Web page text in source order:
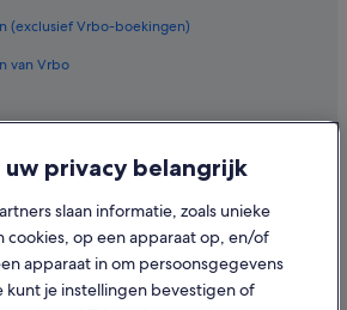
in Alhaurín de la Torre
Costa
(exclusief Vrbo-boekingen)
van Vrbo
rapporteren
privacy belangrijk
slaan informatie, zoals unieke
cookies, op een apparaat op, en/of
apparaat in om persoonsgegevens
kunt je instellingen bevestigen of